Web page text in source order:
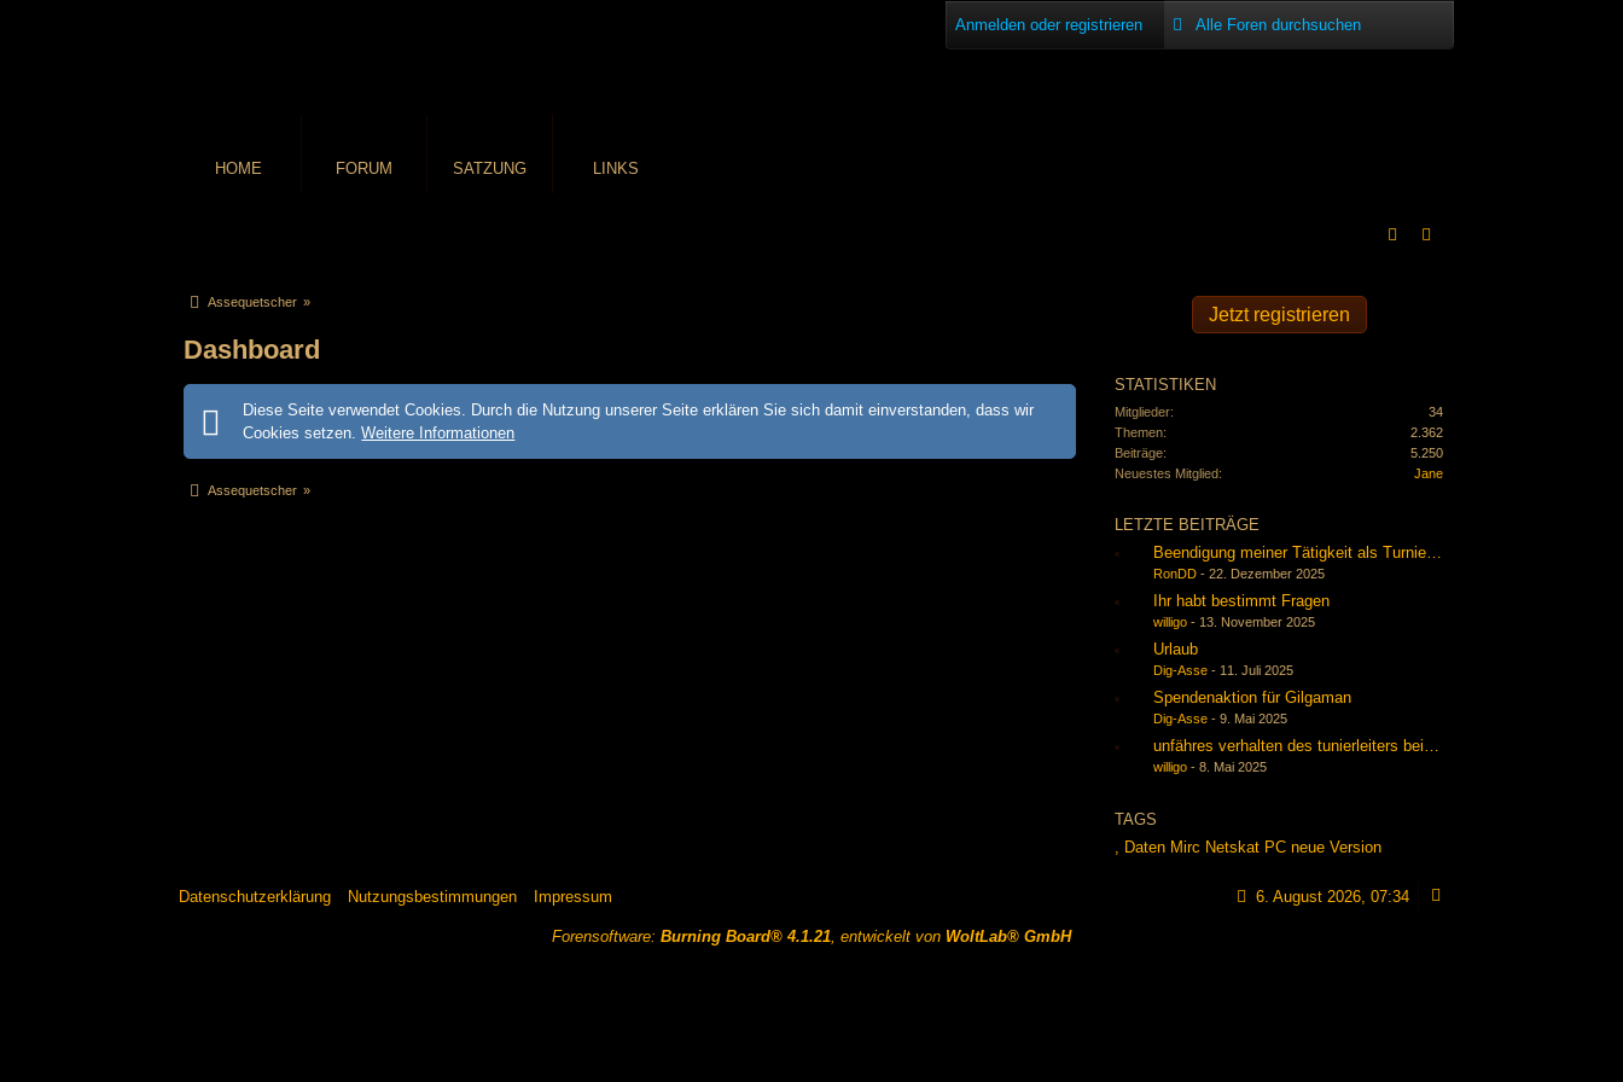
Anmelden oder registrieren
HOME FORUM SATZUNG LINKS
Assequetscher »
Dashboard
Diese Seite verwendet Cookies. Durch die Nutzung unserer Seite erklären Sie sich damit einverstanden, dass wir
Cookies setzen.Weitere Informationen
Assequetscher »
Jetzt registrieren
STATISTIKEN
Mitglieder
34
Themen
2.362
Beiträge
5.250
Neuestes Mitglied
Jane
LETZTE BEITRÄGE
Beendigung meiner Tätigkeit als Turnierleiter, Baerti übernimmt
RonDD -22. Dezember 2025
Ihr habt bestimmt Fragen
willigo - 13. November 2025
Urlaub
Dig-Asse - 11. Juli 2025
Spendenaktion für Gilgaman
Dig-Asse -9. Mai 2025
unfähres verhalten des tunierleiters bei der wilden 13 start am
willigo -8. Mai 2025
TAGS
, Daten Mirc Netskat PC neue Version
Datenschutzerklärung Nutzungsbestimmungen Impressum 6. August 2026, 07:34
Forensoftware: Burning Board® 4.1.21, entwickelt von WoltLab® GmbH